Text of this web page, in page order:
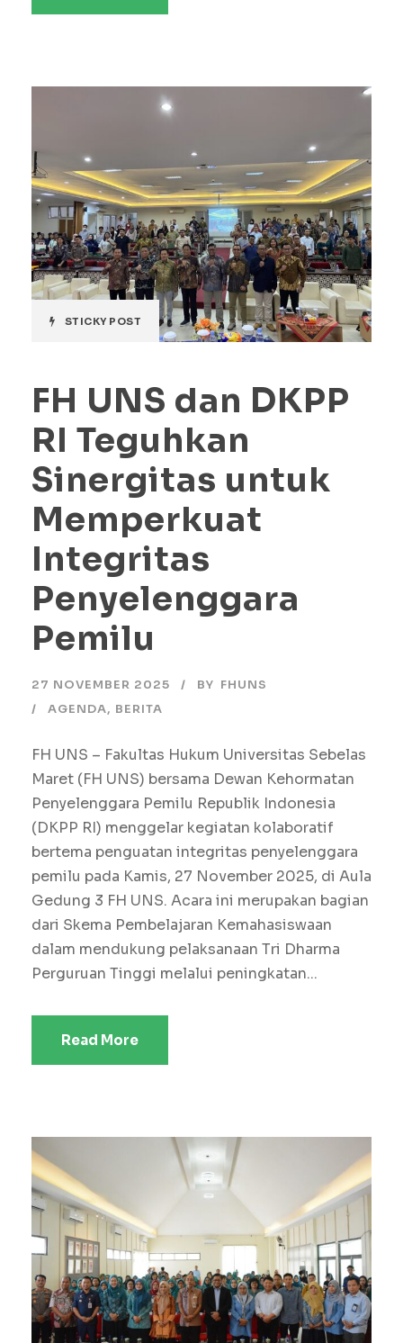
STICKY POST
FH UNS dan DKPP
RI Teguhkan
Sinergitas untuk
Memperkuat
Integritas
Penyelenggara
Pemilu
27 NOVEMBER 2025 BY FHUNS
AGENDA, BERITA
FH UNS – Fakultas Hukum Universitas Sebelas
Maret (FH UNS) bersama Dewan Kehormatan
Penyelenggara Pemilu Republik Indonesia
(DKPP RI) menggelar kegiatan kolaboratif
bertema penguatan integritas penyelenggara
pemilu pada Kamis, 27 November 2025, di Aula
Gedung 3 FH UNS. Acara ini merupakan bagian
dari Skema Pembelajaran Kemahasiswaan
dalam mendukung pelaksanaan Tri Dharma
Perguruan Tinggi melalui peningkatan...
Read More